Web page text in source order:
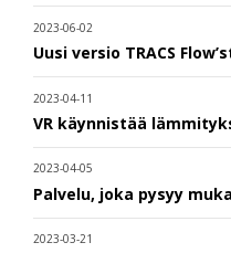
2023-06-02
Uusi versio TRACS
2023-04-11
VR käynnistää
2023-04-05
Palvelu, joka pysyy
2023-03-21